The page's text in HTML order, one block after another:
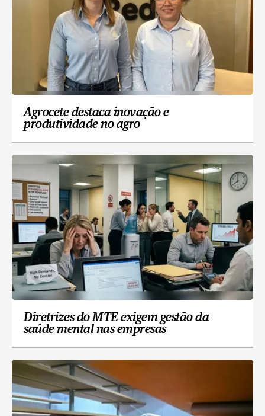
Agrocete destaca inovação e
produtividade no agro
Diretrizes do MTE exigem gestão da
saúde mental nas empresas